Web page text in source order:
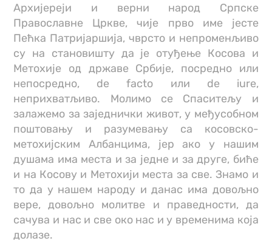
Архијереји и верни народ Српске
Православне Цркве, чије прво име јесте
Пећка Патријаршија, чврсто и непроменљиво
су на становишту да је отуђење Косова и
Метохије од државе Србије, посредно или
непосредно, de facto или de iure,
неприхватљиво. Молимо се Спаситељу и
залажемо за заједнички живот, у међусобном
поштовању и разумевању са косовско-
метохијским Албанцима, јер ако у нашим
душама има места и за једне и за друге, биће
и на Косову и Метохији места за све. Знамо и
то да у нашем народу и данас има довољно
вере, довољно молитве и праведности, да
сачува и нас и све око нас и у временима која
долазе.